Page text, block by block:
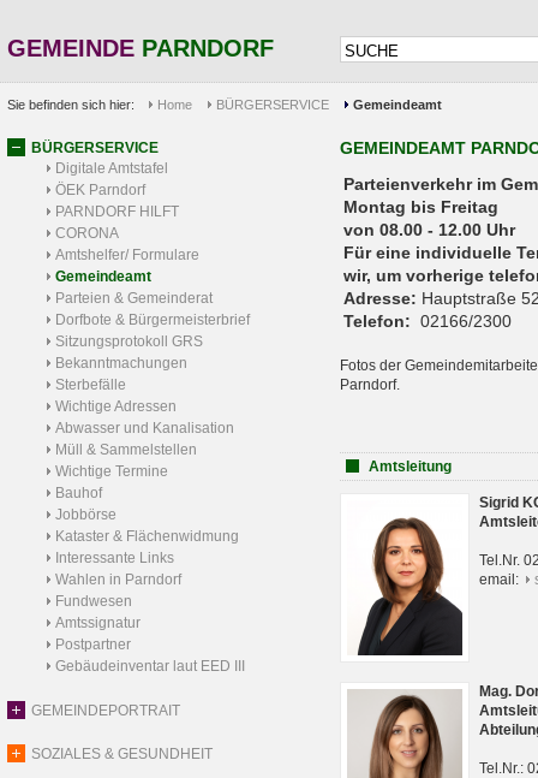
GEMEINDE PARNDORF
Sie befinden sich hier: Home BÜRGERSERVICE Gemeindeamt
BÜRGERSERVICE
Digitale Amtstafel
ÖEK Parndorf
PARNDORF HILFT
CORONA
Amtshelfer/ Formulare
Gemeindeamt
Parteien & Gemeinderat
Dorfbote & Bürgermeisterbrief
Sitzungsprotokoll GRS
Bekanntmachungen
Sterbefälle
Wichtige Adressen
Abwasser und Kanalisation
Müll & Sammelstellen
Wichtige Termine
Bauhof
Jobbörse
Kataster & Flächenwidmung
Interessante Links
Wahlen in Parndorf
Fundwesen
Amtssignatur
Postpartner
Gebäudeinventar laut EED III
GEMEINDEPORTRAIT
SOZIALES & GESUNDHEIT
GEMEINDEAMT
Parteienverkehr
Montag bis Freitag
von 08.00 - 12.00 Uhr
Für eine individuelle
wir, um vorherige
Adresse: Hauptstraße
Telefon: 02166/2300
Fotos der
Parndorf.
Amtsleitung
Sigrid
Tel.Nr.
email:
Mag.
Tel.Nr.: